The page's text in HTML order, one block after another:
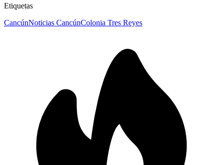
Etiquetas
CancúnNoticias CancúnColonia Tres Reyes